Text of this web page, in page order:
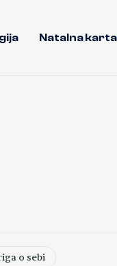
Natalna karta
o sebi